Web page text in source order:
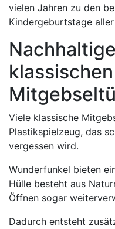
vielen Jahren zu den
Kindergeburtstage
klassischen
Viele klassische
Plastikspielzeug, das
vergessen wird.
Wunderfunkel bieten
Hülle besteht aus
Öffnen sogar
Dadurch entsteht